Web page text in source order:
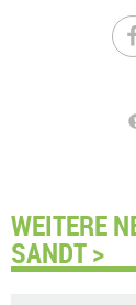
WEITERE
SANDT >